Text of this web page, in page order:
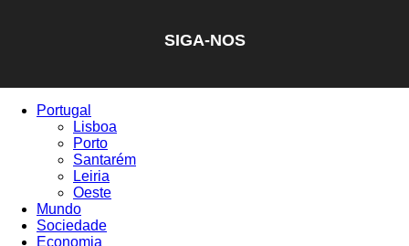
SIGA-NOS
Portugal
Lisboa
Porto
Santarém
Leiria
Oeste
Mundo
Sociedade
Economia